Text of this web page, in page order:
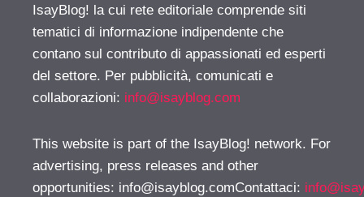
IsayBlog! la cui rete editoriale comprende siti
tematici di informazione indipendente che
contano sul contributo di appassionati ed esperti
del settore. Per pubblicità, comunicati e
collaborazioni: info@isayblog.com
This website is part of the IsayBlog! network. For
advertising, press releases and other
opportunities: info@isayblog.comContattaci: